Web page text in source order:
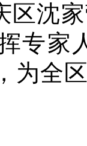
区沈
专家
为全